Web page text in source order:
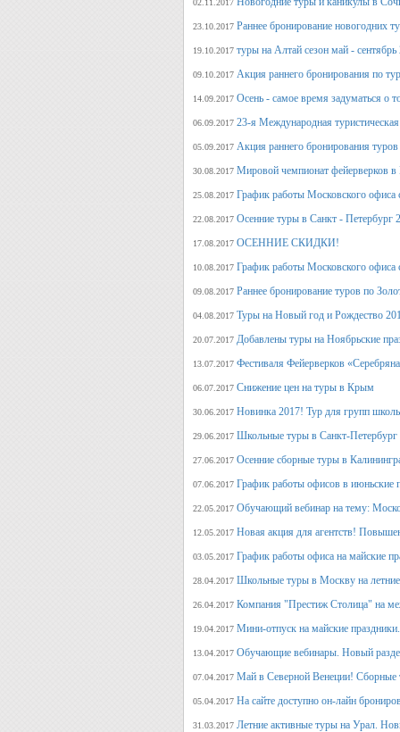
02.11.2017
23.10.2017 Раннее бронирование новогодних
19.10.2017 туры на Алтай сезон май - сентябрь
09.10.2017 Акция раннего бронирования по
14.09.2017 Осень - самое время задуматься о
06.09.2017 23-я Международная
05.09.2017 Акция раннего бронирования
30.08.2017 Мировой чемпионат фейерверков в
25.08.2017 График работы Московского офиса
22.08.2017 Осенние туры в Санкт - Петербург
17.08.2017 ОСЕННИЕ СКИДКИ!
10.08.2017 График работы Московского офиса
09.08.2017 Раннее бронирование туров по
04.08.2017 Туры на Новый год и Рождество
20.07.2017 Добавлены туры на Ноябрьские
13.07.2017 Фестиваля Фейерверков
06.07.2017 Снижение цен на туры в Крым
30.06.2017 Новинка 2017! Тур для групп
29.06.2017 Школьные туры в Санкт-Петербург
27.06.2017 Осенние сборные туры в
07.06.2017 График работы офисов в июньские
22.05.2017 Обучающий вебинар на тему:
12.05.2017 Новая акция для агентств!
03.05.2017 График работы офиса на майские
28.04.2017 Школьные туры в Москву на
26.04.2017 Компания "Престиж Столица" на
19.04.2017 Мини-отпуск на майские
13.04.2017 Обучающие вебинары. Новый
07.04.2017 Май в Северной Венеции! Сборные
05.04.2017 На сайте доступно он-лайн
31.03.2017 Летние активные туры на Урал.